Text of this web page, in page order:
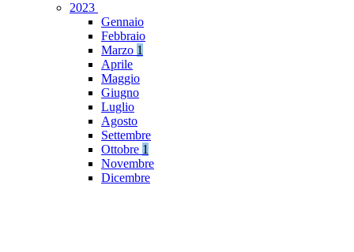
2023
Gennaio
Febbraio
Marzo 1
Aprile
Maggio
Giugno
Luglio
Agosto
Settembre
Ottobre 1
Novembre
Dicembre